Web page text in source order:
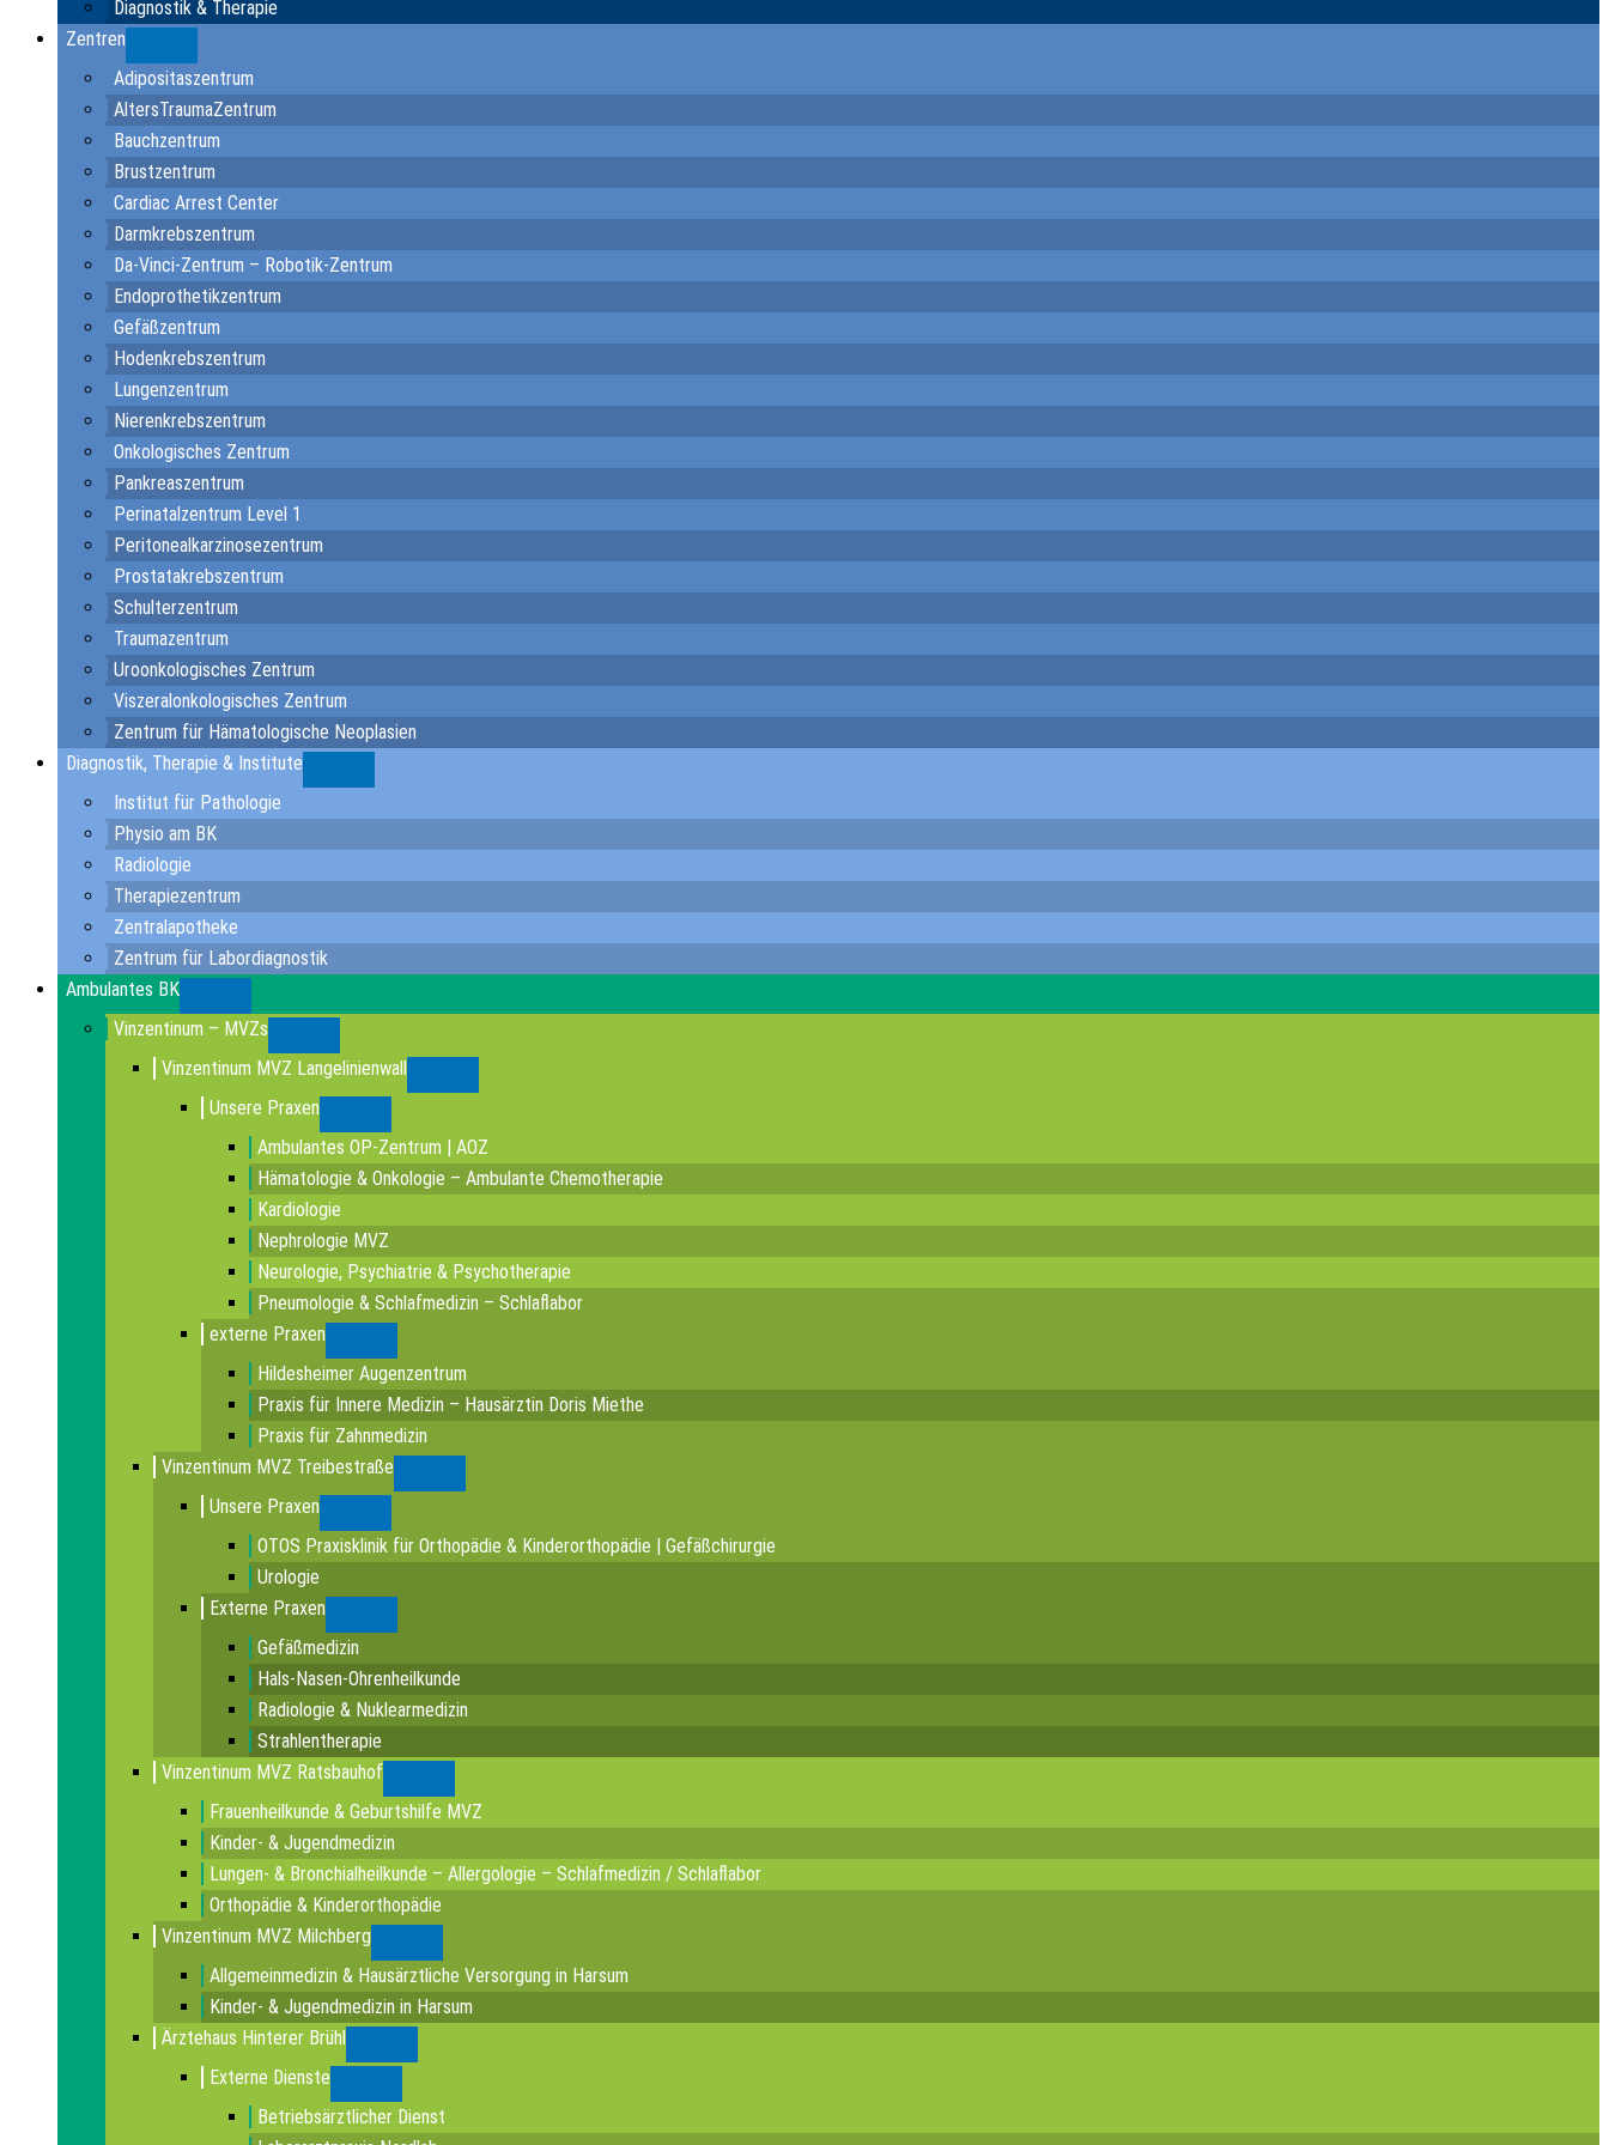
Diagnostik & Therapie
Zentren
Adipositaszentrum
AltersTraumaZentrum
Bauchzentrum
Brustzentrum
Cardiac Arrest Center
Darmkrebszentrum
Da-Vinci-Zentrum – Robotik-Zentrum
Endoprothetikzentrum
Gefäßzentrum
Hodenkrebszentrum
Lungenzentrum
Nierenkrebszentrum
Onkologisches Zentrum
Pankreaszentrum
Perinatalzentrum Level 1
Peritonealkarzinosezentrum
Prostatakrebszentrum
Schulterzentrum
Traumazentrum
Uroonkologisches Zentrum
Viszeralonkologisches Zentrum
Zentrum für Hämatologische Neoplasien
Diagnostik, Therapie & Institute
Institut für Pathologie
Physio am BK
Radiologie
Therapiezentrum
Zentralapotheke
Zentrum für Labordiagnostik
Ambulantes BK
Vinzentinum – MVZs
Vinzentinum MVZ Langelinienwall
Unsere Praxen
Ambulantes OP-Zentrum | AOZ
Hämatologie & Onkologie – Ambulante Chemotherapie
Kardiologie
Nephrologie MVZ
Neurologie, Psychiatrie & Psychotherapie
Pneumologie & Schlafmedizin – Schlaflabor
externe Praxen
Hildesheimer Augenzentrum
Praxis für Innere Medizin – Hausärztin Doris Miethe
Praxis für Zahnmedizin
Vinzentinum MVZ Treibestraße
Unsere Praxen
OTOS Praxisklinik für Orthopädie & Kinderorthopädie | Gefäßchirurgie
Urologie
Externe Praxen
Gefäßmedizin
Hals-Nasen-Ohrenheilkunde
Radiologie & Nuklearmedizin
Strahlentherapie
Vinzentinum MVZ Ratsbauhof
Frauenheilkunde & Geburtshilfe MVZ
Kinder- & Jugendmedizin
Lungen- & Bronchialheilkunde – Allergologie – Schlafmedizin / Schlaflabor
Orthopädie & Kinderorthopädie
Vinzentinum MVZ Milchberg
Allgemeinmedizin & Hausärztliche Versorgung in Harsum
Kinder- & Jugendmedizin in Harsum
Ärztehaus Hinterer Brühl
Externe Dienste
Betriebsärztlicher Dienst